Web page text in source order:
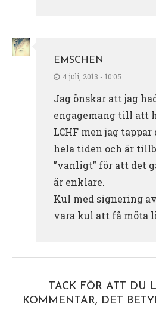
EMSCHEN
4 juli, 2013 - 10:05
Jag önskar att jag
engagemang till att
LCHF men jag
hela tiden och är
”vanligt” för att det
är enklare.
Kul med signering
vara kul att få möta
TACK FÖR ATT DU
KOMMENTAR, DET